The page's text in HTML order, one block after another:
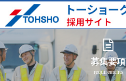
募集要項
requirements